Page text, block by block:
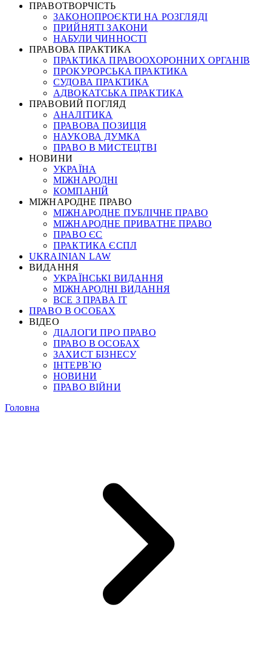
ПРАВОТВОРЧІСТЬ
ЗАКОНОПРОЄКТИ НА РОЗГЛЯДІ
ПРИЙНЯТІ ЗАКОНИ
НАБУЛИ ЧИННОСТІ
ПРАВОВА ПРАКТИКА
ПРАКТИКА ПРАВООХОРОННИХ ОРГАНІВ
ПРОКУРОРСЬКА ПРАКТИКА
СУДОВА ПРАКТИКА
АДВОКАТСЬКА ПРАКТИКА
ПРАВОВИЙ ПОГЛЯД
АНАЛІТИКА
ПРАВОВА ПОЗИЦІЯ
НАУКОВА ДУМКА
ПРАВО В МИСТЕЦТВІ
НОВИНИ
УКРАЇНА
МІЖНАРОДНІ
КОМПАНІЙ
МІЖНАРОДНЕ ПРАВО
МІЖНАРОДНЕ ПУБЛІЧНЕ ПРАВО
МІЖНАРОДНЕ ПРИВАТНЕ ПРАВО
ПРАВО ЄС
ПРАКТИКА ЄСПЛ
UKRAINIAN LAW
ВИДАННЯ
УКРАЇНСЬКІ ВИДАННЯ
МІЖНАРОДНІ ВИДАННЯ
ВСЕ З ПРАВА ІТ
ПРАВО В ОСОБАХ
ВІДЕО
ДІАЛОГИ ПРО ПРАВО
ПРАВО В ОСОБАХ
ЗАХИСТ БІЗНЕСУ
ІНТЕРВ`Ю
НОВИНИ
ПРАВО ВІЙНИ
Головна